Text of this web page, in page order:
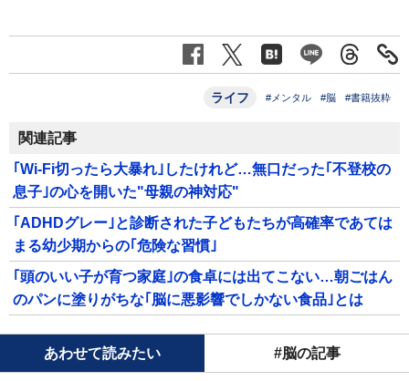
ライフ #メンタル #脳 #書籍抜粋
関連記事
｢Wi-Fi切ったら大暴れ｣したけれど…無口だった｢不登校の
息子｣の心を開いた"母親の神対応"
｢ADHDグレー｣と診断された子どもたちが高確率であては
まる幼少期からの｢危険な習慣｣
｢頭のいい子が育つ家庭｣の食卓には出てこない…朝ごはん
のパンに塗りがちな｢脳に悪影響でしかない食品｣とは
あわせて読みたい #脳の記事